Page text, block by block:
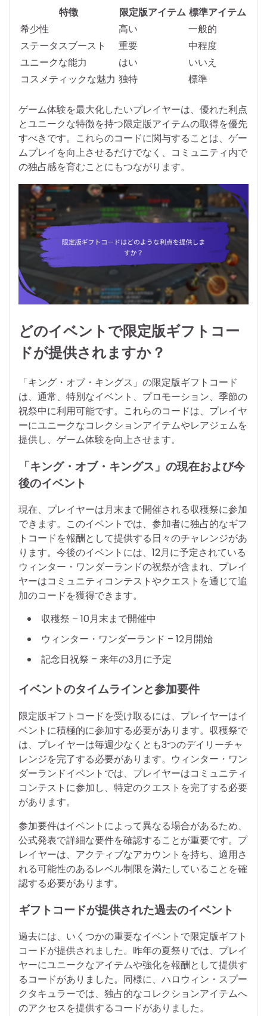
特徴 限定版アイテム 標準アイテム
希少性
高い
一般的
ステータスブースト
重要
中程度
ユニークな能力
はい
いいえ
コスメティックな魅力 独特 標準
ゲーム体験を最大化したいプレイヤーは、優れた利点
とユニークな特徴を持つ限定版アイテムの取得を優先
すべきです。これらのコードに関与することは、ゲー
ムプレイを向上させるだけでなく、コミュニティ内で
の独占感を育むことにもつながります。
どのイベントで限定版ギフトコー
ドが提供されますか？
「キング・オブ・キングス」の限定版ギフトコード
は、通常、特別なイベント、プロモーション、季節の
祝祭中に利用可能です。これらのコードは、プレイヤ
ーにユニークなコレクションアイテムやレアジェムを
提供し、ゲーム体験を向上させます。
「キング・オブ・キングス」の現在および今
後のイベント
現在、プレイヤーは月末まで開催される収穫祭に参加
できます。このイベントでは、参加者に独占的なギフ
トコードを報酬として提供する日々のチャレンジがあ
ります。今後のイベントには、12月に予定されている
ウィンター・ワンダーランドの祝祭が含まれ、プレイ
ヤーはコミュニティコンテストやクエストを通じて追
加のコードを獲得できます。
収穫祭 – 10月末まで開催中
ウィンター・ワンダーランド – 12月開始
記念日祝祭 – 来年の3月に予定
イベントのタイムラインと参加要件
限定版ギフトコードを受け取るには、プレイヤーはイ
ベントに積極的に参加する必要があります。収穫祭で
は、プレイヤーは毎週少なくとも3つのデイリーチャ
レンジを完了する必要があります。ウィンター・ワン
ダーランドイベントでは、プレイヤーはコミュニティ
コンテストに参加し、特定のクエストを完了する必要
があります。
参加要件はイベントによって異なる場合があるため、
公式発表で詳細な要件を確認することが重要です。プ
レイヤーは、アクティブなアカウントを持ち、適用さ
れる可能性のあるレベル制限を満たしていることを確
認する必要があります。
ギフトコードが提供された過去のイベント
過去には、いくつかの重要なイベントで限定版ギフト
コードが提供されました。昨年の夏祭りでは、プレイ
ヤーにユニークなアイテムや強化を報酬として提供す
るコードがありました。同様に、ハロウィン・スプー
クタキュラーでは、独占的なコレクションアイテムへ
のアクセスを提供するコードがありました。